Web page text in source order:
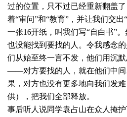
过的位置，只不过已经重新翻盖
着“审问”和“教育”，并让我们交出
一张16开纸，叫我们写“自白书”
也没能找到要找的人。令我感念
们从始至终一言不发，他们用沉
——对方要找的人，就在他们中
果，对方也没有更多地向我们发
供），把我们全部释放。
事后听人说同学袁占山在众人掩